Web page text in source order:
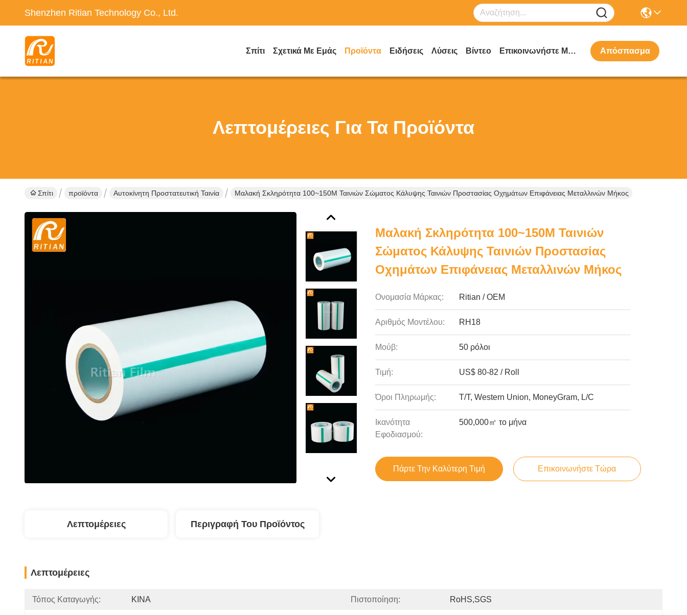
Shenzhen Ritian Technology Co., Ltd.
Σπίτι Σχετικά Με Εμάς Προϊόντα Ειδήσεις Λύσεις Βίντεο Επικοινωνήστε Μαζί Μας Απόσπασμα
Λεπτομέρειες Για Τα Προϊόντα
Σπίτι προϊόντα Αυτοκίνητη Προστατευτική Ταινία Μαλακή Σκληρότητα 100~150M Ταινιών Σώματος Κάλυψης Ταινιών Προστασίας Οχημάτων Επιφάνειας Μεταλλινών Μήκος
Μαλακή Σκληρότητα 100~150M Ταινιών
Σώματος Κάλυψης Ταινιών Προστασίας
Οχημάτων Επιφάνειας Μεταλλινών Μήκος
Ονομασία Μάρκας: Ritian / OEM
Αριθμός Μοντέλου: RH18
Μούβ: 50 ρόλοι
Τιμή: US$ 80-82 / Roll
Όροι Πληρωμής: T/T, Western Union, MoneyGram, L/C
Ικανότητα
Εφοδιασμού:
500,000㎡ το μήνα
Πάρτε Την Καλύτερη Τιμή Επικοινωνήστε Τώρα
Λεπτομέρειες Περιγραφή Του Προϊόντος
Λεπτομέρειες
Τόπος Καταγωγής: ΚΙΝΑ Πιστοποίηση: RoHS,SGS